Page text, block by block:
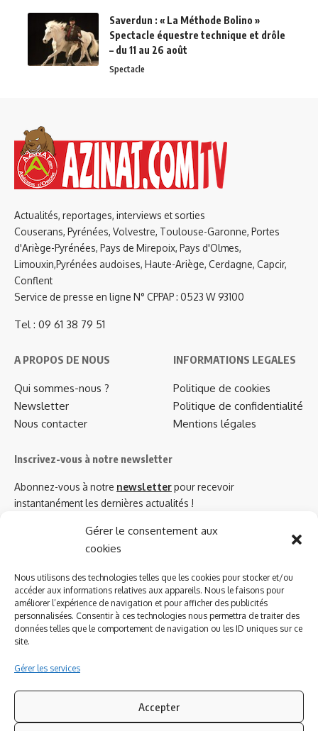
Gérer le consentement aux
cookies
Nous utilisons des technologies telles que les cookies pour stocker et/ou
accéder aux informations relatives aux appareils. Nous le faisons pour
améliorer l’expérience de navigation et pour afficher des publicités
personnalisées. Consentir à ces technologies nous permettra de traiter des
données telles que le comportement de navigation ou les ID uniques sur ce
site.
Gérer les services
Accepter
Saverdun : « La Méthode Bolino »
Spectacle équestre technique et drôle
– du 11 au 26 août
Spectacle
Actualités, reportages, interviews et sorties
Couserans, Pyrénées, Volvestre, Toulouse-Garonne, Portes
d'Ariège-Pyrénées, Pays de Mirepoix, Pays d'Olmes,
Limouxin,Pyrénées audoises, Haute-Ariège, Cerdagne, Capcir,
Conflent
Service de presse en ligne N° CPPAP : 0523 W 93100
Tel : 09 61 38 79 51
A PROPOS DE NOUS
Qui sommes-nous ?
Newsletter
Nous contacter
INFORMATIONS LEGALES
Politique de cookies
Politique de confidentialité
Mentions légales
Inscrivez-vous à notre newsletter
Abonnez-vous à notre newsletterpour recevoir
instantanément les dernières actualités !
Azinat.com TV soutient